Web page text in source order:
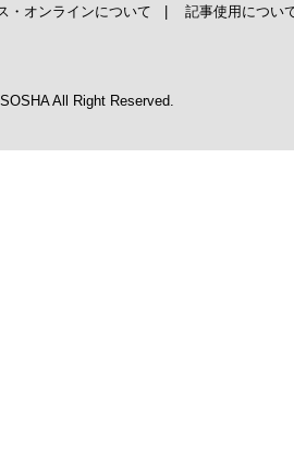
・オンラインについて | 記事使用につい
All Right Reserved.